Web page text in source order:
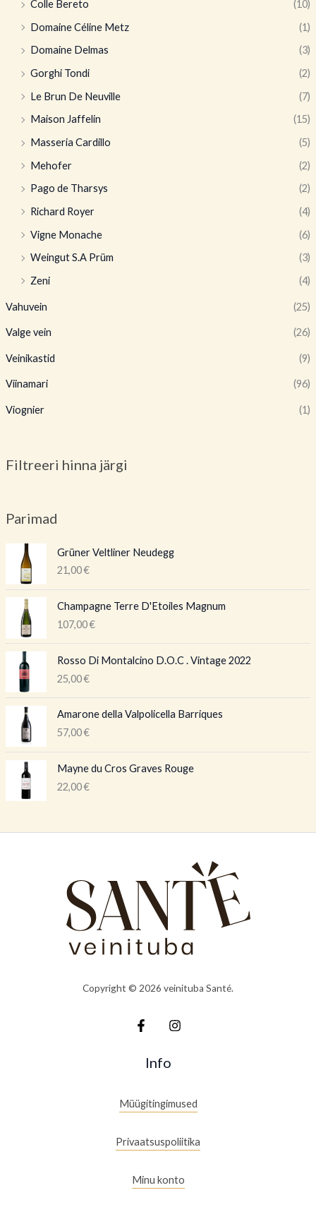
Colle Bereto
(10)
Domaine Céline Metz
(1)
Domaine Delmas
(3)
Gorghi Tondi
(2)
Le Brun De Neuville
(7)
Maison Jaffelin
(15)
Masseria Cardillo
(5)
Mehofer
(2)
Pago de Tharsys
(2)
Richard Royer
(4)
Vigne Monache
(6)
Weingut S.A Prüm
(3)
Zeni
(4)
Vahuvein (25)
Valge vein (26)
Veinikastid (9)
Viinamari (96)
Viognier (1)
Filtreeri hinna järgi
Parimad
Grüner Veltliner Neudegg
21,00€
Champagne Terre D'Etoiles Magnum
107,00€
Rosso Di Montalcino D.O.C . Vintage 2022
25,00€
Amarone della Valpolicella Barriques
57,00€
Mayne du Cros Graves Rouge
22,00€
Copyright © 2026 veinituba Santé.
Info
Müügitingimused
Privaatsuspoliitika
Minu konto